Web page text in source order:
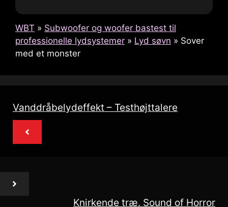
WBT » Subwoofer og woofer bastest til
professionelle lydsystemer » Lyd søvn » Sover
med et monster
Vanddråbelydeffekt – Testhøjttalere
Knirkende træ. Sound of Horror